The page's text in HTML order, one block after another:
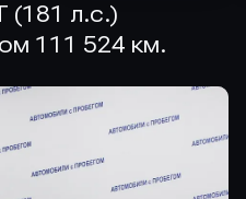
(181 л.с.)
111 524 км.